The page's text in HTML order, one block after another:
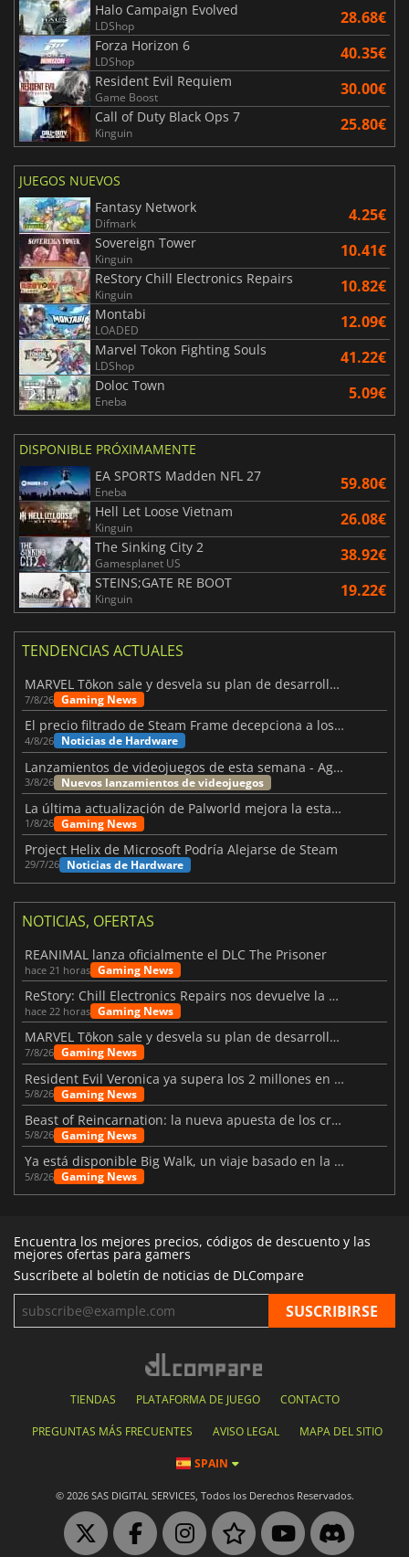
Halo Campaign Evolved
LDShop 28.68€
Forza Horizon 6
LDShop 40.35€
Resident Evil Requiem
Game Boost 30.00€
Call of Duty Black Ops 7
Kinguin 25.80€
JUEGOS NUEVOS
Fantasy Network
Difmark 4.25€
Sovereign Tower
Kinguin 10.41€
ReStory Chill Electronics Repairs
Kinguin 10.82€
Montabi
LOADED 12.09€
Marvel Tokon Fighting Souls
LDShop 41.22€
Doloc Town
Eneba 5.09€
DISPONIBLE PRÓXIMAMENTE
EA SPORTS Madden NFL 27
Eneba 59.80€
Hell Let Loose Vietnam
Kinguin 26.08€
The Sinking City 2
Gamesplanet US 38.92€
STEINS;GATE RE BOOT
Kinguin 19.22€
TENDENCIAS ACTUALES
MARVEL Tōkon sale y desvela su plan de desarrollo para el primer año
7/8/26 Gaming News
El precio filtrado de Steam Frame decepciona a los usuarios
4/8/26 Noticias de Hardware
Lanzamientos de videojuegos de esta semana - Agosto de 2026 (semana 32)
3/8/26 Nuevos lanzamientos de videojuegos
La última actualización de Palworld mejora la estabilidad
1/8/26 Gaming News
Project Helix de Microsoft Podría Alejarse de Steam
29/7/26 Noticias de Hardware
NOTICIAS, OFERTAS
REANIMAL lanza oficialmente el DLC The Prisoner
hace 21 horas Gaming News
ReStory: Chill Electronics Repairs nos devuelve la nostalgia de los 2000
hace 22 horas Gaming News
MARVEL Tōkon sale y desvela su plan de desarrollo para el primer año
7/8/26 Gaming News
Resident Evil Veronica ya supera los 2 millones en listas de deseados
5/8/26 Gaming News
Beast of Reincarnation: la nueva apuesta de los creadores de Pokémon
5/8/26 Gaming News
Ya está disponible Big Walk, un viaje basado en la amistad
5/8/26 Gaming News
Encuentra los mejores precios, códigos de descuento y las
mejores ofertas para gamers
Suscríbete al boletín de noticias de DLCompare
TIENDAS PLATAFORMA DE JUEGO CONTACTO
PREGUNTAS MÁS FRECUENTES AVISO LEGAL MAPA DEL SITIO
SPAIN
© 2026 SAS DIGITAL SERVICES, Todos los Derechos Reservados.